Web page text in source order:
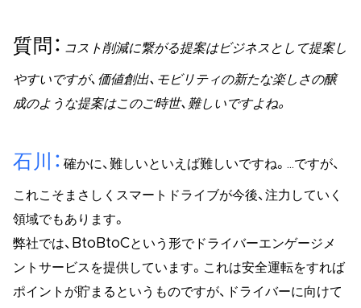
質問 コスト削減に繋がる提案はビジネスとして提案し
やすいですが、価値創出、モビリティの新たな楽しさの醸
成のような提案はこのご時世、難しいですよね。
石川 確かに、難しいといえば難しいですね。…ですが、
これこそまさしくスマートドライブが今後、注力していく
領域でもあります。
弊社では、BtoBtoCという形でドライバーエンゲージメ
ントサービスを提供しています。これは安全運転をすれば
ポイントが貯まるというものですが、ドライバーに向けて